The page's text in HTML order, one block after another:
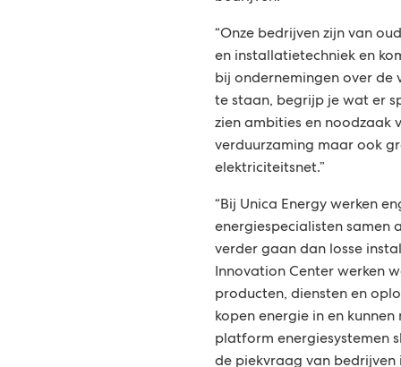
“Onze bedrijven zijn van
en installatietechniek en
bij ondernemingen over de
te staan, begrijp je wat er
zien ambities en noodzaak
verduurzaming maar ook
elektriciteitsnet.”
“Bij Unica Energy werken
energiespecialisten samen
verder gaan dan losse
Innovation Center werken
producten, diensten en
kopen energie in en kunnen
platform energiesystemen
de piekvraag van bedrijven